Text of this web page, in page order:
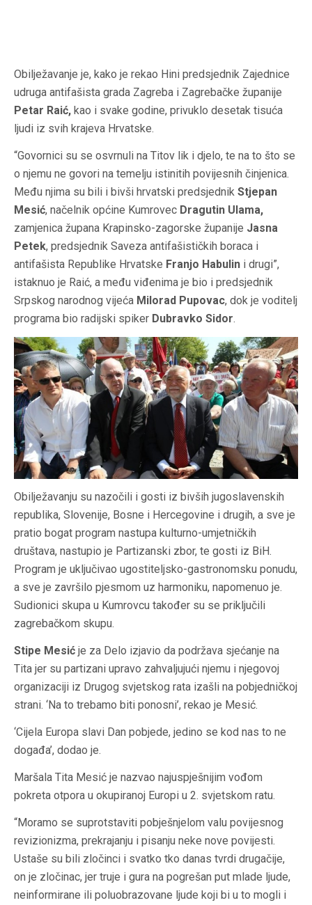
Obilježavanje je, kako je rekao Hini predsjednik Zajednice
udruga antifašista grada Zagreba i Zagrebačke županije
Petar Raić, kao i svake godine, privuklo desetak tisuća
ljudi iz svih krajeva Hrvatske.
“Govornici su se osvrnuli na Titov lik i djelo, te na to što se
o njemu ne govori na temelju istinitih povijesnih činjenica.
Među njima su bili i bivši hrvatski predsjednik Stjepan
Mesić, načelnik općine Kumrovec Dragutin Ulama,
zamjenica župana Krapinsko-zagorske županije Jasna
Petek, predsjednik Saveza antifašističkih boraca i
antifašista Republike Hrvatske Franjo Habulin i drugi”,
istaknuo je Raić, a među viđenima je bio i predsjednik
Srpskog narodnog vijeća Milorad Pupovac, dok je voditelj
programa bio radijski spiker Dubravko Sidor.
Obilježavanju su nazočili i gosti iz bivših jugoslavenskih
republika, Slovenije, Bosne i Hercegovine i drugih, a sve je
pratio bogat program nastupa kulturno-umjetničkih
društava, nastupio je Partizanski zbor, te gosti iz BiH.
Program je uključivao ugostiteljsko-gastronomsku ponudu,
a sve je završilo pjesmom uz harmoniku, napomenuo je.
Sudionici skupa u Kumrovcu također su se priključili
zagrebačkom skupu.
Stipe Mesić je za Delo izjavio da podržava sjećanje na
Tita jer su partizani upravo zahvaljujući njemu i njegovoj
organizaciji iz Drugog svjetskog rata izašli na pobjedničkoj
strani. ‘Na to trebamo biti ponosni’, rekao je Mesić.
‘Cijela Europa slavi Dan pobjede, jedino se kod nas to ne
događa’, dodao je.
Maršala Tita Mesić je nazvao najuspješnijim vođom
pokreta otpora u okupiranoj Europi u 2. svjetskom ratu.
“Moramo se suprotstaviti pobješnjelom valu povijesnog
revizionizma, prekrajanju i pisanju neke nove povijesti.
Ustaše su bili zločinci i svatko tko danas tvrdi drugačije,
on je zločinac, jer truje i gura na pogrešan put mlade ljude,
neinformirane ili poluobrazovane ljude koji bi u to mogli i